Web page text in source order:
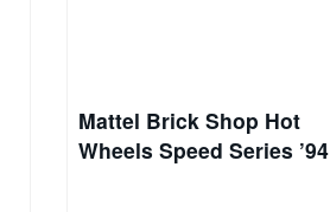
Mattel Brick Shop Hot
Wheels Speed Series ’94